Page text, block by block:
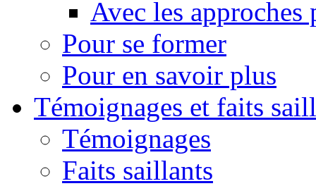
Avec les approches
Pour se former
Pour en savoir plus
Témoignages et faits
Témoignages
Faits saillants